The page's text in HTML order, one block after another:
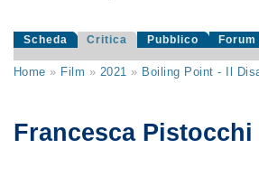
Scheda Critica Pubblico Forum
Home » Film » 2021 » Boiling Point - Il
Francesca Pistocchi